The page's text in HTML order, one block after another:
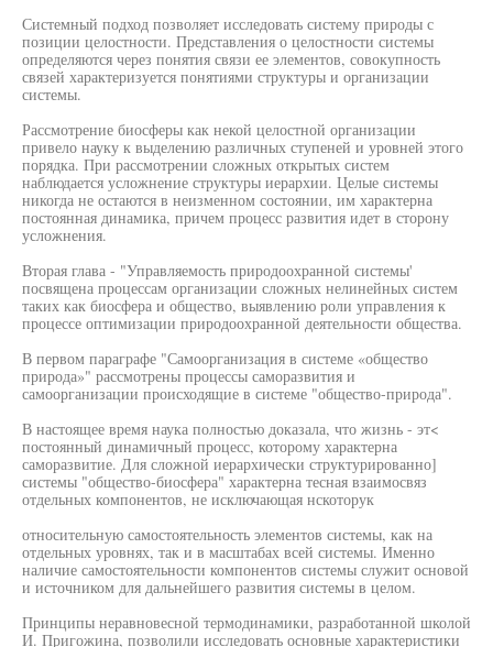
Системный подход позволяет исследовать систему природы с
позиции целостности. Представления о целостности системы
определяются через понятия связи ее элементов, совокупность
связей характеризуется понятиями структуры и организации
системы.
Рассмотрение биосферы как некой целостной организации
привело науку к выделению различных ступеней и уровней этого
порядка. При рассмотрении сложных открытых систем
наблюдается усложнение структуры иерархии. Целые системы
никогда не остаются в неизменном состоянии, им характерна
постоянная динамика, причем процесс развития идет в сторону
усложнения.
Вторая глава - "Управляемость природоохранной системы'
посвящена процессам организации сложных нелинейных систем
таких как биосфера и общество, выявлению роли управления к
процессе оптимизации природоохранной деятельности общества.
В первом параграфе "Самоорганизация в системе «общество
природа»" рассмотрены процессы саморазвития и
самоорганизации происходящие в системе "общество-природа".
В настоящее время наука полностью доказала, что жизнь - эт<
постоянный динамичный процесс, которому характерна
саморазвитие. Для сложной иерархически структурированно]
системы "общество-биосфера" характерна тесная взаимосвяз
отдельных компонентов, не исключающая нскоторук
относительную самостоятельность элементов системы, как на
отдельных уровнях, так и в масштабах всей системы. Именно
наличие самостоятельности компонентов системы служит основой
и источником для дальнейшего развития системы в целом.
Принципы неравновесной термодинамики, разработанной школой
И. Пригожина, позволили исследовать основные характеристики